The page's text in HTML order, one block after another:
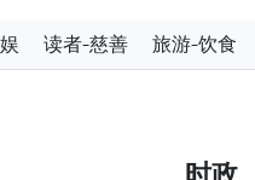
读者-慈善 旅游-饮食